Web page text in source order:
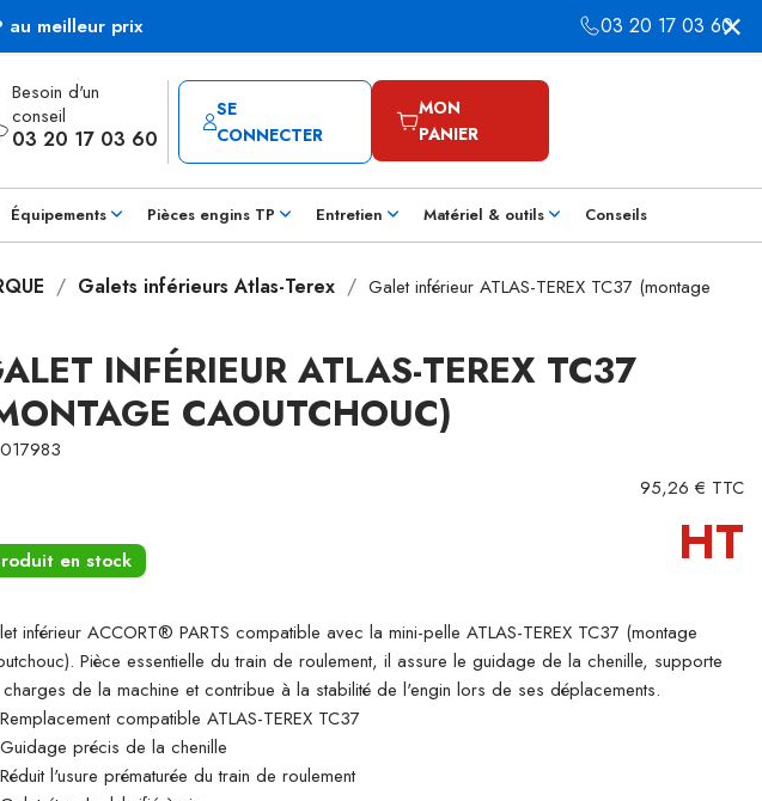
au meilleur prix 03 20 17 03 60
Besoin d'un
conseil
03 20 17 03 60
SE
CONNECTER
MON
PANIER
Équipements Pièces engins TP Entretien Matériel & outils Conseils
Galets inférieurs Atlas-Terex
Galet inférieur ATLAS-TEREX TC37 (montage
INFÉRIEUR ATLAS-TEREX TC37
CAOUTCHOUC)
95,26 € TTC
en stock HT
inférieur ACCORT® PARTS compatible avec la mini-pelle ATLAS-TEREX TC37 (montage
Pièce essentielle du train de roulement, il assure le guidage de la chenille, supporte
de la machine et contribue à la stabilité de l'engin lors de ses déplacements.
Remplacement compatible ATLAS-TEREX TC37
Guidage précis de la chenille
Réduit l'usure prématurée du train de roulement